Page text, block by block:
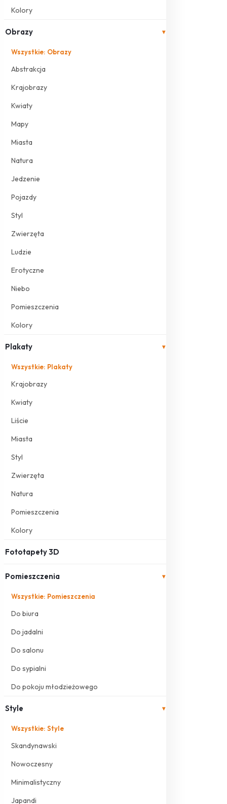
Kolory
Obrazy ▾
Wszystkie: Obrazy
Abstrakcja
Krajobrazy
Kwiaty
Mapy
Miasta
Natura
Jedzenie
Pojazdy
Styl
Zwierzęta
Ludzie
Erotyczne
Niebo
Pomieszczenia
Kolory
Plakaty ▾
Wszystkie: Plakaty
Krajobrazy
Kwiaty
Liście
Miasta
Styl
Zwierzęta
Natura
Pomieszczenia
Kolory
Fototapety 3D
Pomieszczenia ▾
Wszystkie: Pomieszczenia
Do biura
Do jadalni
Do salonu
Do sypialni
Do pokoju młodzieżowego
Style ▾
Wszystkie: Style
Skandynawski
Nowoczesny
Minimalistyczny
Japandi